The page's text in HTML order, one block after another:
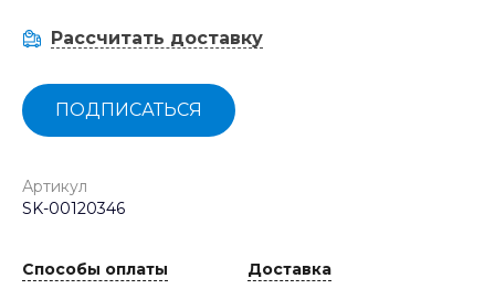
Рассчитать доставку
ПОДПИСАТЬСЯ
Артикул
SK-00120346
Способы оплаты Доставка